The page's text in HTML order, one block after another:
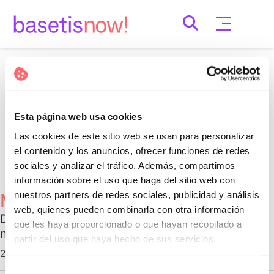
Esta página web usa cookies
Las cookies de este sitio web se usan para personalizar
el contenido y los anuncios, ofrecer funciones de redes
sociales y analizar el tráfico. Además, compartimos
información sobre el uso que haga del sitio web con
nuestros partners de redes sociales, publicidad y análisis
web, quienes pueden combinarla con otra información
que les haya proporcionado o que hayan recopilado a
partir del uso que haya hecho de sus servicios.
Selección
Nothing Found
Perhaps searching can help.
Cerca:
Més Populars
Diferentes tipos de relaciones no
monogámicas
29 d'octubre de 2020 |Communication